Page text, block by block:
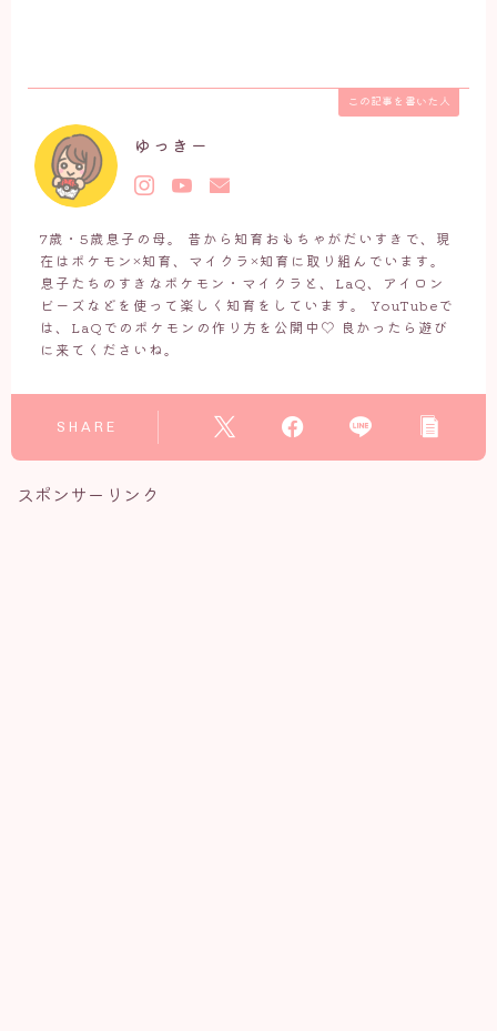
この記事を書いた人
ゆっきー
7歳・5歳息子の母。 昔から知育おもちゃがだいすきで、現
在はポケモン×知育、マイクラ×知育に取り組んでいます。
息子たちのすきなポケモン・マイクラと、LaQ、アイロン
ビーズなどを使って楽しく知育をしています。 YouTubeで
は、LaQでのポケモンの作り方を公開中♡ 良かったら遊び
に来てくださいね。
SHARE
スポンサーリンク